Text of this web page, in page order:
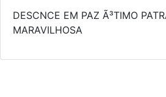
DESCNCE EM PAZ Ã³TIMO
MARAVILHOSA